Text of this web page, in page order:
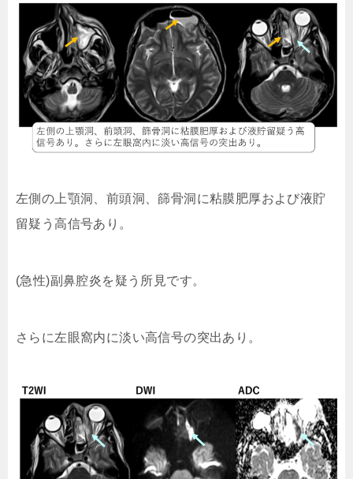
左側の上顎洞、前頭洞、篩骨洞に粘膜肥厚および液貯
留疑う高信号あり。
(急性)副鼻腔炎を疑う所見です。
さらに左眼窩内に淡い高信号の突出あり。